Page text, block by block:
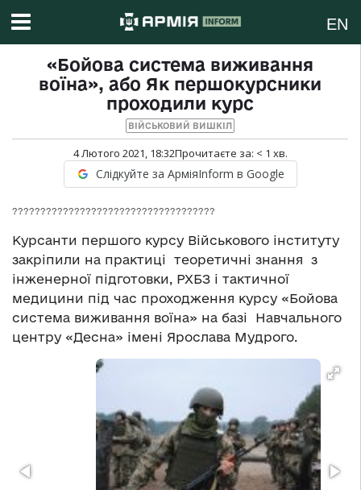
EN
«Бойова система виживання
воїна», або Як першокурсники
проходили курс
ВІЙСЬКОВИЙ ВИШКІЛ
4 Лютого 2021, 18:32Прочитаєте за: < 1 хв.
Слідкуйте за АрміяInform в Google
????????????????????????????????????
Курсанти першого курсу Військового інституту
закріпили на практиці теоретичні знання з
інженерної підготовки, РХБЗ і тактичної
медицини під час проходження курсу «Бойова
система виживання воїна» на базі Навчального
центру «Десна» імені Ярослава Мудрого.